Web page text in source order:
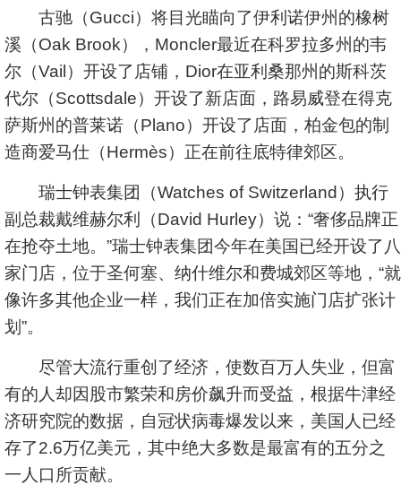
古驰（Gucci）将目光瞄向了伊利诺伊州的橡树
溪（Oak Brook），Moncler最近在科罗拉多州的韦
尔（Vail）开设了店铺，Dior在亚利桑那州的斯科茨
代尔（Scottsdale）开设了新店面，路易威登在得克
萨斯州的普莱诺（Plano）开设了店面，柏金包的制
造商爱马仕（Hermès）正在前往底特律郊区。
瑞士钟表集团（Watches of Switzerland）执行
副总裁戴维赫尔利（David Hurley）说：“奢侈品牌正
在抢夺土地。”瑞士钟表集团今年在美国已经开设了八
家门店，位于圣何塞、纳什维尔和费城郊区等地，“就
像许多其他企业一样，我们正在加倍实施门店扩张计
划”。
尽管大流行重创了经济，使数百万人失业，但富
有的人却因股市繁荣和房价飙升而受益，根据牛津经
济研究院的数据，自冠状病毒爆发以来，美国人已经
存了2.6万亿美元，其中绝大多数是最富有的五分之
一人口所贡献。